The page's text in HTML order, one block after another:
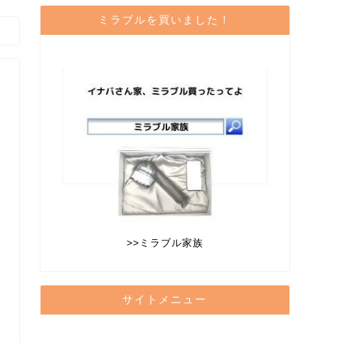
ミラブルを買いました！
>> ミラブル家族
サイトメニュー